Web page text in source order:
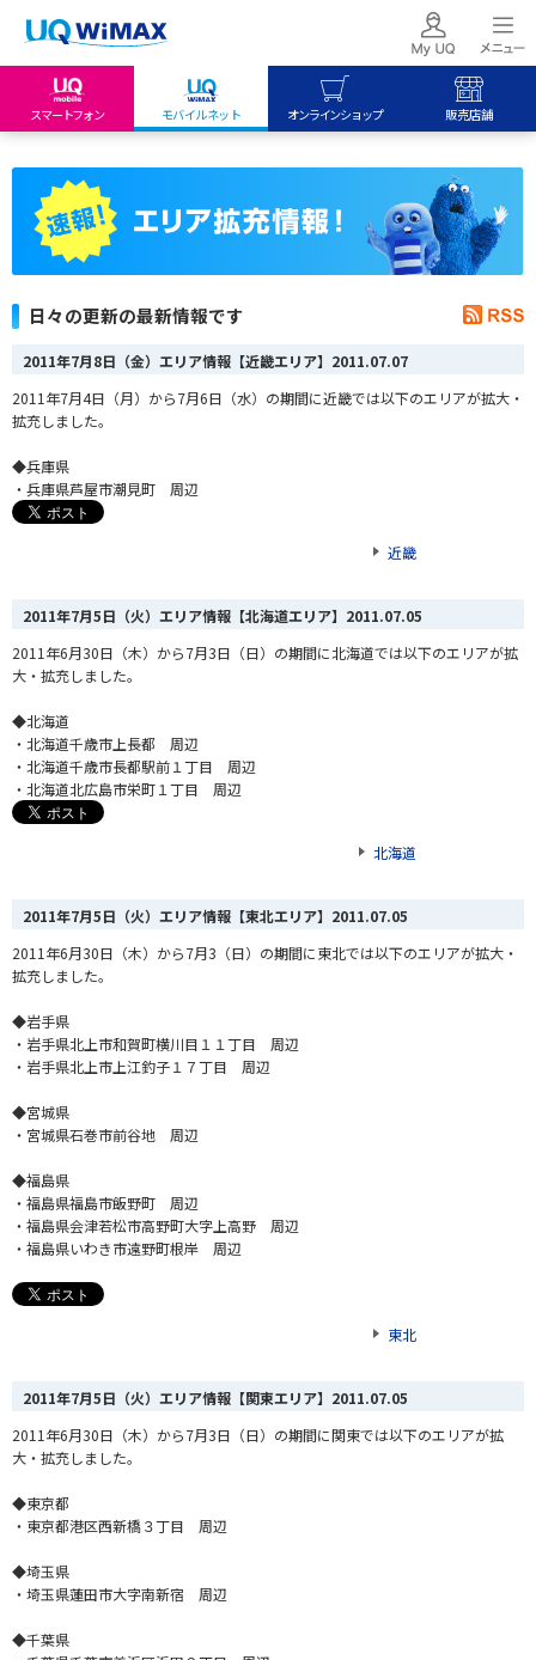
スマートフォン モバイルネット オンラインショップ 販売店舗
My UQ mobile
UQ mobile
UQ WiMAX
UQ WiMAX
日々の更新の最新情報です
2011年7月8日（金）エリア情報【近畿エリア】 2011.07.07
2011年7月4日（月）から7月6日（水）の期間に近畿では以下のエリアが拡大・
拡充しました。
◆兵庫県
・兵庫県芦屋市潮見町 周辺
近畿
2011年7月5日（火）エリア情報【北海道エリア】 2011.07.05
2011年6月30日（木）から7月3日（日）の期間に北海道では以下のエリアが拡
大・拡充しました。
◆北海道
・北海道千歳市上長都 周辺
・北海道千歳市長都駅前１丁目 周辺
・北海道北広島市栄町１丁目 周辺
北海道
2011年7月5日（火）エリア情報【東北エリア】 2011.07.05
2011年6月30日（木）から7月3（日）の期間に東北では以下のエリアが拡大・
拡充しました。
◆岩手県
・岩手県北上市和賀町横川目１１丁目 周辺
・岩手県北上市上江釣子１７丁目 周辺
◆宮城県
・宮城県石巻市前谷地 周辺
◆福島県
・福島県福島市飯野町 周辺
・福島県会津若松市高野町大字上高野 周辺
・福島県いわき市遠野町根岸 周辺
東北
2011年7月5日（火）エリア情報【関東エリア】 2011.07.05
2011年6月30日（木）から7月3日（日）の期間に関東では以下のエリアが拡
大・拡充しました。
◆東京都
・東京都港区西新橋３丁目 周辺
◆埼玉県
・埼玉県蓮田市大字南新宿 周辺
◆千葉県